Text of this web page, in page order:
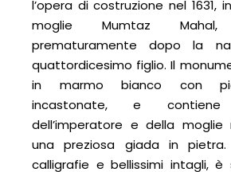
l’opera di costruzione nel 1631,
moglie Mumtaz
prematuramente dopo la
quattordicesimo figlio. Il
in marmo bianco con
incastonate, e
dell’imperatore e della
una preziosa giada in
calligrafie e bellissimi intagli,